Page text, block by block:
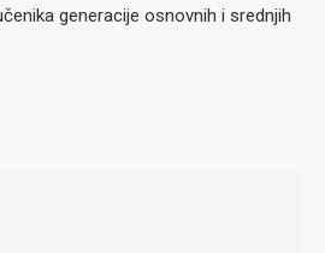
generacije osnovnih i srednjih